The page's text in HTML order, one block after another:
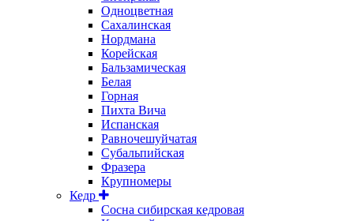
Одноцветная
Сахалинская
Нордмана
Корейская
Бальзамическая
Белая
Горная
Пихта Вича
Испанская
Равночешуйчатая
Субальпийская
Фразера
Крупномеры
Кедр
Сосна сибирская кедровая